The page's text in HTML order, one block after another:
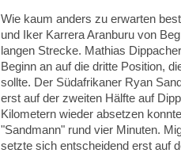
Wie kaum anders zu erwarten
und Iker Karrera Aranburu von
langen Strecke. Mathias
Beginn an auf die dritte Position,
sollte. Der Südafrikaner Ryan
erst auf der zweiten Hälfte auf
Kilometern wieder absetzen
"Sandmann" rund vier Minuten.
setzte sich entscheidend erst auf